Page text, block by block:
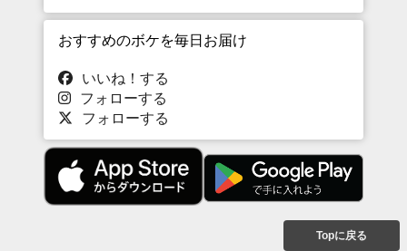
おすすめのボケを毎日お届け
いいね！する
フォローする
フォローする
Topに戻る